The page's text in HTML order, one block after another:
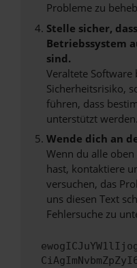
Probleme zu
Stelle sicher,
Betriebssystem
sind.
Veraltete
Sicherheitsrisiko,
führen, dass
unterstützt werden.
Wende dich an
Wenn du alle
hast, kontaktiere
versuchen, das
uns diesen Text
Fehlersuche zu